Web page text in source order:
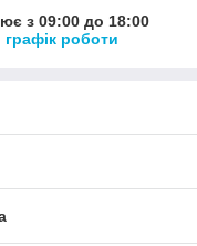
з 09:00 до 18:00
роботи